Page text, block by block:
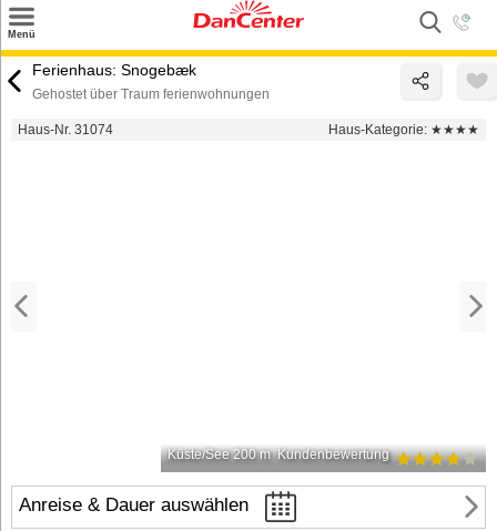
Menü
Suchen
Ferienhaus: Snogebæk
Gehostet über Traum ferienwohnungen
Haus-Nr. 31074 Haus-Kategorie: ★★★★
Küste/See 200 m Kundenbewertung
Anreise & Dauer auswählen